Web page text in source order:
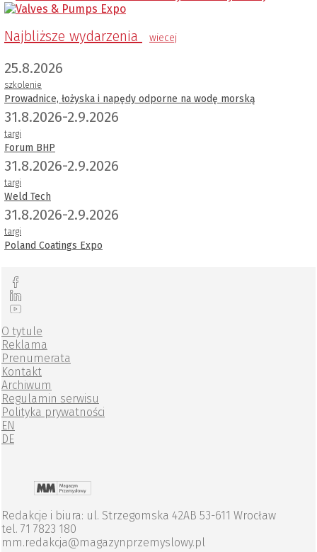
Najbliższe wydarzenia wiecej
25.8.2026
szkolenie
Prowadnice, łożyska i napędy odporne na wodę morską
31.8.2026-2.9.2026
targi
Forum BHP
31.8.2026-2.9.2026
targi
Weld Tech
31.8.2026-2.9.2026
targi
Poland Coatings Expo
O tytule
Reklama
Prenumerata
Kontakt
Archiwum
Regulamin serwisu
Polityka prywatności
EN
DE
Redakcje i biura: ul. Strzegomska 42AB 53-611 Wrocław
tel. 71 7823 180
mm.redakcja@magazynprzemyslowy.pl